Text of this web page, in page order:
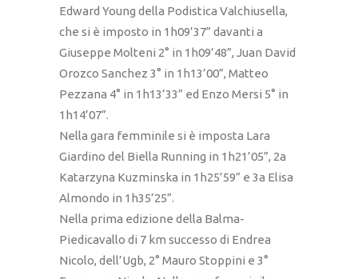
Edward Young della Podistica Valchiusella,
che si è imposto in 1h09’37” davanti a
Giuseppe Molteni 2° in 1h09’48”, Juan David
Orozco Sanchez 3° in 1h13’00”, Matteo
Pezzana 4° in 1h13’33” ed Enzo Mersi 5° in
1h14’07”.
Nella gara femminile si è imposta Lara
Giardino del Biella Running in 1h21’05”, 2a
Katarzyna Kuzminska in 1h25’59” e 3a Elisa
Almondo in 1h35’25”.
Nella prima edizione della Balma-
Piedicavallo di 7 km successo di Endrea
Nicolo, dell’Ugb, 2° Mauro Stoppini e 3°